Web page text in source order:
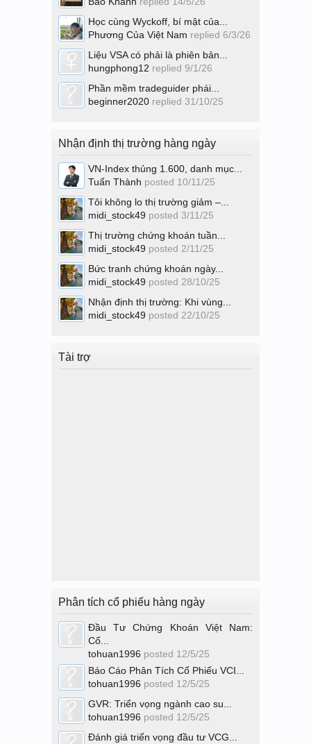
Học cùng Wyckoff, bí mật của...
Phương Của Việt Nam replied 6/3/26
Liệu VSA có phải là phiên bản...
hungphong12 replied 9/1/26
Phần mềm tradeguider phái...
beginner2020 replied 31/10/25
Nhận định thị trường hàng ngày
VN-Index thủng 1.600, danh mục...
Tuấn Thành posted 10/11/25
Tôi không lo thị trường giảm –...
midi_stock49 posted 3/11/25
Thị trường chứng khoán tuần...
midi_stock49 posted 2/11/25
Bức tranh chứng khoán ngày...
midi_stock49 posted 28/10/25
Nhận định thị trường: Khi vùng...
midi_stock49 posted 22/10/25
Tài trợ
Phân tích cổ phiếu hàng ngày
Đầu Tư Chứng Khoán Việt Nam:
Cổ...
tohuan1996 posted 12/5/25
Báo Cáo Phân Tích Cổ Phiếu VCI...
tohuan1996 posted 12/5/25
GVR: Triển vọng ngành cao su...
tohuan1996 posted 12/5/25
Đánh giá triển vọng đầu tư VCG...